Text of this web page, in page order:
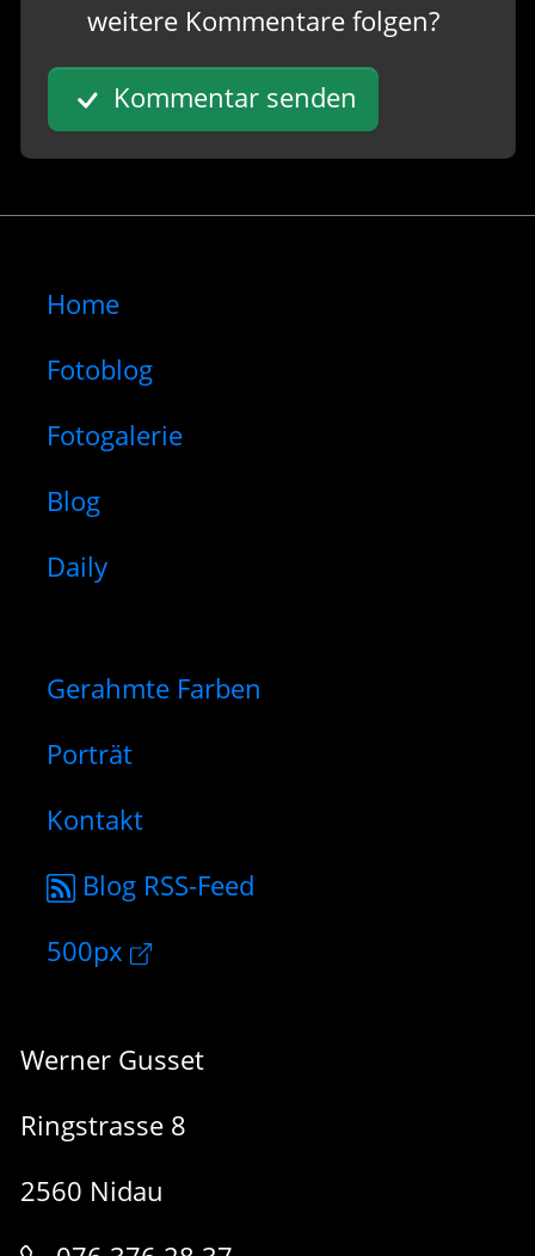
weitere Kommentare folgen?
Kommentar senden
Home
Fotoblog
Fotogalerie
Blog
Daily
Gerahmte Farben
Porträt
Kontakt
Blog RSS-Feed
500px
Werner Gusset
Ringstrasse 8
2560 Nidau